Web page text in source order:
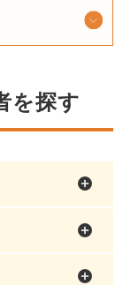
を探す